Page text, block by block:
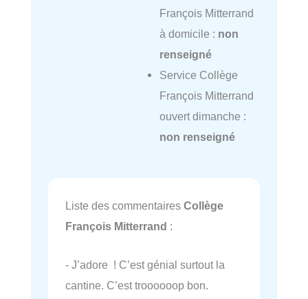
François Mitterrand
à domicile : non
renseigné
Service Collège
François Mitterrand
ouvert dimanche :
non renseigné
Liste des commentaires Collège
François Mitterrand :
- J’adore ! C’est génial surtout la
cantine. C’est troooooop bon.